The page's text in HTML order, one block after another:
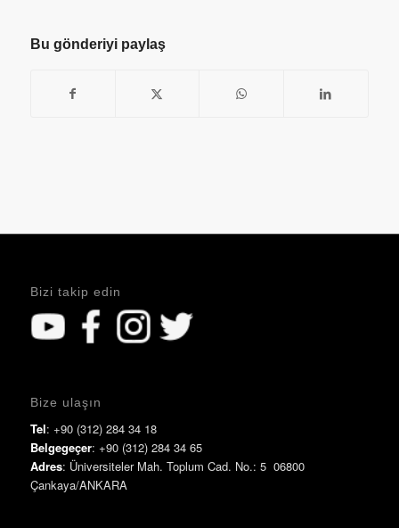
Bu gönderiyi paylaş
Bizi takip edin
Bize ulaşın
Tel: +90 (312) 284 34 18
Belgegeçer: +90 (312) 284 34 65
Adres: Üniversiteler Mah. Toplum Cad. No.: 5 06800
Çankaya/ANKARA